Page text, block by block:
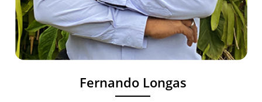
Fernando Longas